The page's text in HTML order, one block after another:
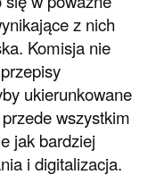
z nich
Komisja nie
ukierunkowane
wszystkim
jak bardziej
i digitalizacja.